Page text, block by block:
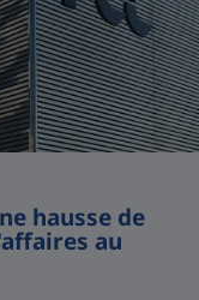
hausse de
au